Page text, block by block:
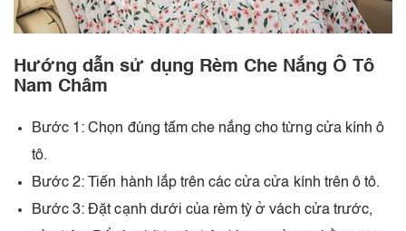
Hướng dẫn sử dụng Rèm Che Nắng Ô Tô
Nam Châm
Bước 1: Chọn đúng tấm che nắng cho từng cửa kính ô
tô.
Bước 2: Tiến hành lắp trên các cửa cửa kính trên ô tô.
Bước 3: Đặt cạnh dưới của rèm tỳ ở vách cửa trước,